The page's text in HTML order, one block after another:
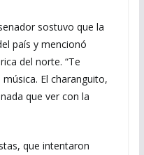
sostuvo que la
país y mencionó
del norte. “Te
El charanguito,
que ver con la
que intentaron